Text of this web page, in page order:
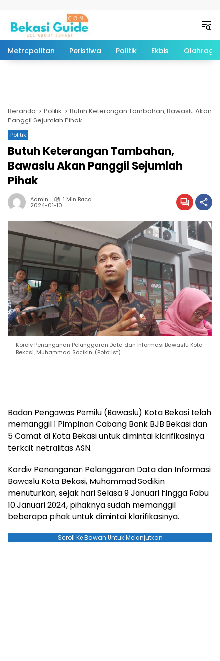
Metropolitan Peristiwa Politik Ekbis Olahraga
Beranda Politik
Butuh Keterangan Tambahan, Bawaslu Akan
Panggil Sejumlah Pihak
Politik
Butuh Keterangan Tambahan,
Bawaslu Akan Panggil Sejumlah
Pihak
Admin 1 Min Baca
2024-01-10
Kordiv Penanganan Pelanggaran Data dan Informasi Bawaslu Kota
Bekasi, Muhammad Sodikin. (Poto: Ist)
Badan Pengawas Pemilu (Bawaslu) Kota Bekasi telah
memanggil 1 Pimpinan Cabang Bank BJB Bekasi dan
5 Camat di Kota Bekasi untuk dimintai klarifikasinya
terkait netralitas ASN.
Kordiv Penanganan Pelanggaran Data dan Informasi
Bawaslu Kota Bekasi, Muhammad Sodikin
menuturkan, sejak hari Selasa 9 Januari hingga Rabu
10.Januari 2024, pihaknya sudah memanggil
beberapa pihak untuk dimintai klarifikasinya.
Scroll Ke Bawah Untuk Melanjutkan